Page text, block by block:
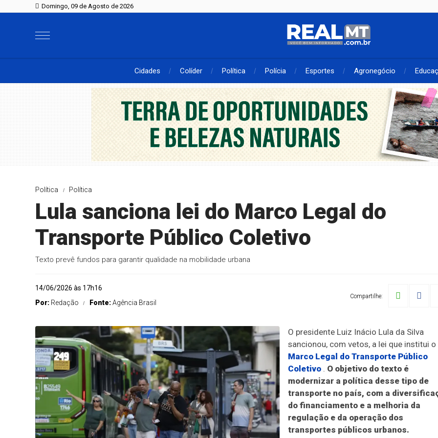
Domingo, 09 de Agosto de 2026
Cidades Colíder Política Polícia Esportes Agronegócio
Política Política
Lula sanciona lei do Marco Legal do
Transporte Público Coletivo
Texto prevê fundos para garantir qualidade na mobilidade urbana
14/06/2026 às 17h16
Por: Redação Fonte:Agência Brasil
Compartilhe:
O presidente Luiz Inácio Lula da Silva
sancionou, com vetos, a lei que institui o
Marco Legal do Transporte Público
Coletivo . O objetivo do texto é
modernizar a política desse tipo de
transporte no país, com a
do financiamento e a melhoria da
regulação e da operação dos
transportes públicos urbanos.